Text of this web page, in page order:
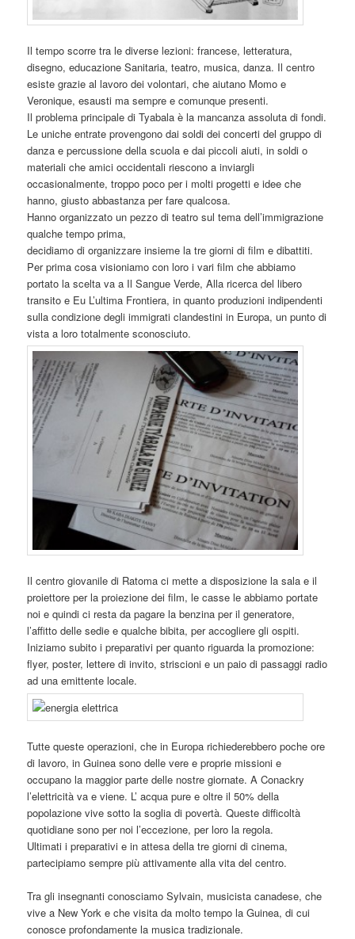
Il tempo scorre tra le diverse lezioni: francese, letteratura,
disegno, educazione Sanitaria, teatro, musica, danza. Il centro
esiste grazie al lavoro dei volontari, che aiutano Momo e
Veronique, esausti ma sempre e comunque presenti.
Il problema principale di Tyabala è la mancanza assoluta di fondi.
Le uniche entrate provengono dai soldi dei concerti del gruppo di
danza e percussione della scuola e dai piccoli aiuti, in soldi o
materiali che amici occidentali riescono a inviargli
occasionalmente, troppo poco per i molti progetti e idee che
hanno, giusto abbastanza per fare qualcosa.
Hanno organizzato un pezzo di teatro sul tema dell’immigrazione
qualche tempo prima,
decidiamo di organizzare insieme la tre giorni di film e dibattiti.
Per prima cosa visioniamo con loro i vari film che abbiamo
portato la scelta va a Il Sangue Verde, Alla ricerca del libero
transito e Eu L’ultima Frontiera, in quanto produzioni indipendenti
sulla condizione degli immigrati clandestini in Europa, un punto di
vista a loro totalmente sconosciuto.
Il centro giovanile di Ratoma ci mette a disposizione la sala e il
proiettore per la proiezione dei film, le casse le abbiamo portate
noi e quindi ci resta da pagare la benzina per il generatore,
l’affitto delle sedie e qualche bibita, per accogliere gli ospiti.
Iniziamo subito i preparativi per quanto riguarda la promozione:
flyer, poster, lettere di invito, striscioni e un paio di passaggi radio
ad una emittente locale.
Tutte queste operazioni, che in Europa richiederebbero poche ore
di lavoro, in Guinea sono delle vere e proprie missioni e
occupano la maggior parte delle nostre giornate. A Conackry
l’elettricità va e viene. L’ acqua pure e oltre il 50% della
popolazione vive sotto la soglia di povertà. Queste difficoltà
quotidiane sono per noi l’eccezione, per loro la regola.
Ultimati i preparativi e in attesa della tre giorni di cinema,
partecipiamo sempre più attivamente alla vita del centro.
Tra gli insegnanti conosciamo Sylvain, musicista canadese, che
vive a New York e che visita da molto tempo la Guinea, di cui
conosce profondamente la musica tradizionale.